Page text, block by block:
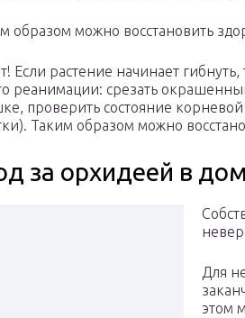
образом можно восстановить
Если растение начинает
реанимации: срезать
проверить состояние
Таким образом можно
за орхидеей в
Для
этом